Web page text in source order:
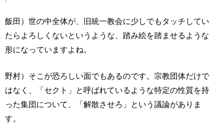
飯田）世の中全体が、旧統一教会に少しでもタッチしてい
たらよろしくないというような、踏み絵を踏ませるような
形になっていますよね。
野村）そこが恐ろしい面でもあるのです。宗教団体だけで
はなく、「セクト」と呼ばれているような特定の性質を持
った集団について、「解散させろ」という議論がありま
す。